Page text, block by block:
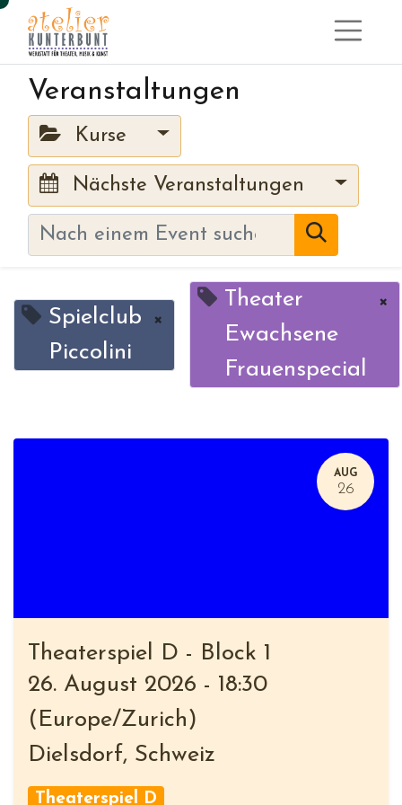
Veranstaltungen
Kurse
Nächste Veranstaltungen
Spielclub
Piccolini
×
Theater
Ewachsene
Frauenspecial
×
AUG
26
Theaterspiel D - Block 1
26. August 2026 - 18:30
( Europe/Zurich )
Dielsdorf, Schweiz
Theaterspiel D